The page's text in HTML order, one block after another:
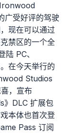
受好评的驾驶
现在可以通过
禁区的一个全
PC、
在今天举行的
Studios
，宣布
》DLC 扩展包
本体也首次登
Pass 订阅